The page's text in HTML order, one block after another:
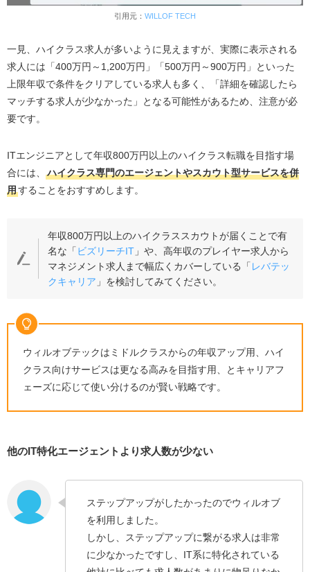
引用元： WILLOF TECH
一見、ハイクラス求人が多いように見えますが、実際に表示される
求人には「400万円～1,200万円」「500万円～900万円」といった
上限年収で条件をクリアしている求人も多く、「詳細を確認したら
マッチする求人が少なかった」となる可能性があるため、注意が必
要です。
ITエンジニアとして年収800万円以上のハイクラス転職を目指す場
合には、
ハイクラス専門のエージェントやスカウト型サービスを併
用することをおすすめします。
年収800万円以上のハイクラススカウトが届くことで有
名な「 ビズリーチIT 」や、高年収のプレイヤー求人から
マネジメント求人まで幅広くカバーしている「 レバテッ
クキャリア 」を検討してみてください。
ウィルオブテックはミドルクラスからの年収アップ用、ハイ
クラス向けサービスは更なる高みを目指す用、とキャリアフ
ェーズに応じて使い分けるのが賢い戦略です。
他のIT特化エージェントより求人数が少ない
ステップアップがしたかったのでウィルオブ
を利用しました。
しかし、ステップアップに繋がる求人は非常
に少なかったですし、IT系に特化されている